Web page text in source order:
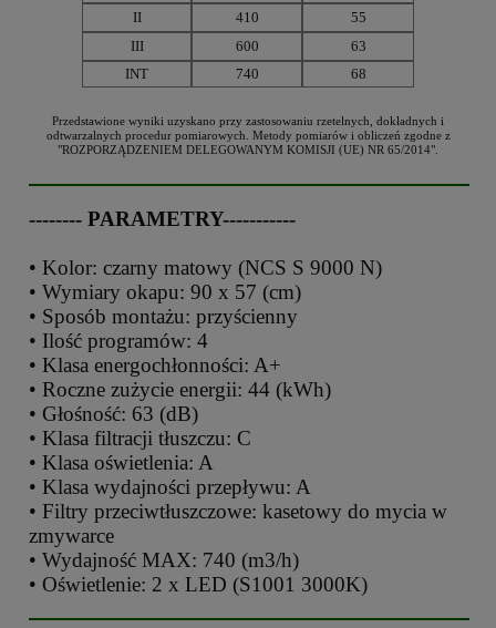
II
410
55
III
600
63
INT
740 68
Przedstawione wyniki uzyskano przy zastosowaniu rzetelnych, dokładnych i
odtwarzalnych procedur pomiarowych. Metody pomiarów i obliczeń zgodne z
"ROZPORZĄDZENIEM DELEGOWANYM KOMISJI (UE) NR 65/2014".
-------- PARAMETRY-----------
• Kolor: czarny matowy (NCS S 9000 N)
• Wymiary okapu: 90 x 57 (cm)
• Sposób montażu: przyścienny
• Ilość programów: 4
• Klasa energochłonności: A+
• Roczne zużycie energii: 44 (kWh)
• Głośność: 63 (dB)
• Klasa filtracji tłuszczu: C
• Klasa oświetlenia: A
• Klasa wydajności przepływu: A
• Filtry przeciwtłuszczowe: kasetowy do mycia w
zmywarce
• Wydajność MAX: 740 (m3/h)
• Oświetlenie: 2 x LED (S1001 3000K)